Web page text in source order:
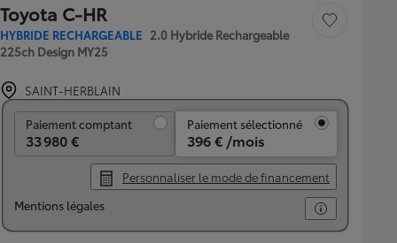
Toyota C-HR
HYBRIDE RECHARGEABLE 2.0 Hybride Rechargeable
225ch Design MY25
Sauvegarder le
SAINT-HERBLAIN
Paiement comptant
33 980 €
Paiement sélectionné
396 € /mois
Personnaliser le mode de financement
Mentions légales